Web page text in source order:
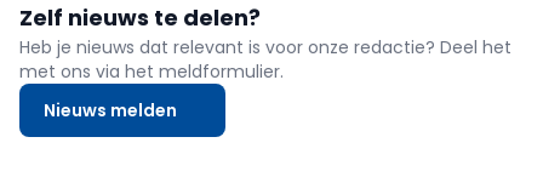
Zelf nieuws te delen?
Heb je nieuws dat relevant is voor onze redactie? Deel het
met ons via het meldformulier.
Nieuws melden